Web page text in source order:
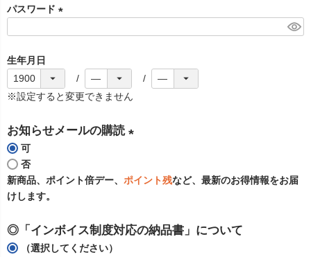
パスワード
生年月日
※設定すると変更できません
お知らせメールの購読
必
可
否
新商品、ポイント倍デー、 ポイント残など、最新のお得情報をお届
けします。
◎「インボイス制度対応の納品書」について
（選択してください）